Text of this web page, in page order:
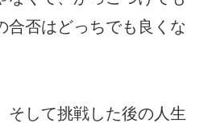
合否はどっちでも良くな
そして挑戦した後の人生